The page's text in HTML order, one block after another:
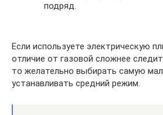
подряд.
Если используете электрическую
отличие от газовой сложнее
то желательно выбирать самую
устанавливать средний режим.